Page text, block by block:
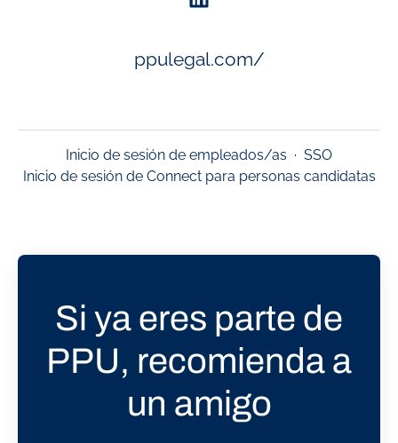
ppulegal.com/
Inicio de sesión de empleados/as · SSO
Inicio de sesión de Connect para personas candidatas
Si ya eres parte de
PPU, recomienda a
un amigo